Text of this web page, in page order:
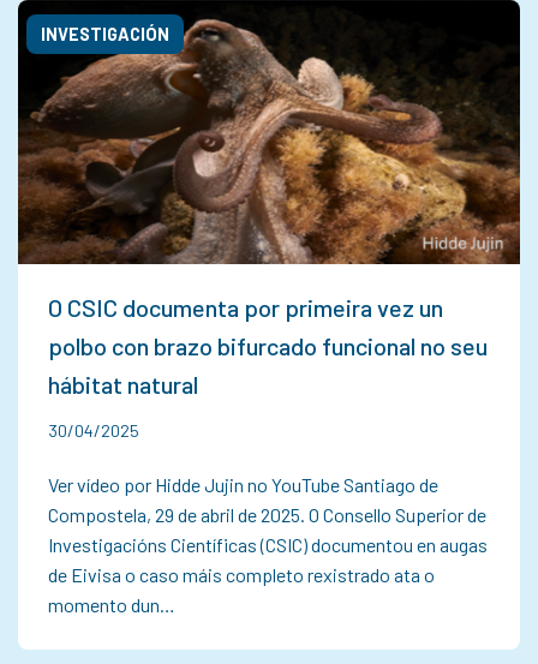
O CSIC documenta por primeira vez un
polbo con brazo bifurcado funcional no seu
hábitat natural
INVESTIGACIÓN
30/04/2025
Ver vídeo por Hidde Jujin no YouTube Santiago de
Compostela, 29 de abril de 2025. O Consello Superior de
Investigacións Científicas (CSIC) documentou en augas
de Eivisa o caso máis completo rexistrado ata o
momento dun…